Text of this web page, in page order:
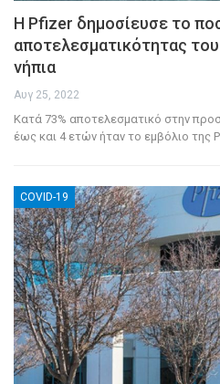
Η Pfizer δημοσίευσε το
αποτελεσματικότητας
νήπια
Αυγ 25, 2022
Κατά 73% αποτελεσματικό στην
έως και 4 ετών ήταν το εμβόλιο της
COVID-19